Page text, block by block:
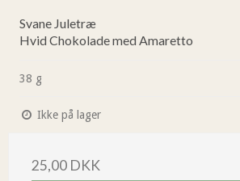
Svane Juletræ
Hvid Chokolade med Amaretto
38 g
Ikke på lager
25,00 DKK